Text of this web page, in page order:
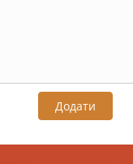
Додати